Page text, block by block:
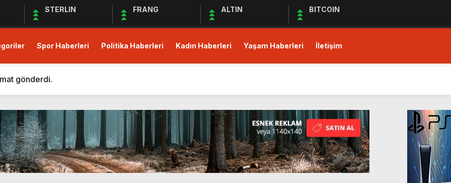
STERLIN FRANG ALTIN BITCOIN
Spor Haberleri Politika Haberleri Kadın Haberleri Yaşam Haberleri İletişim
Eden Bergüzar Korel, Dayanışmanın Önemine Vurgu Yaptı!
kısıtlı!
gönderdi.
Deprem Bölgesindeki Yardım Çalışmalarına Devam Ediyor
Devam Ediyor
Birliği Sağlanamadı, Piyasalar Tedirgin
Yağış, Trafiği Durma Noktasına Getirdi
Açık Mikrofon’a Konuk Olacak
Öncesi Erişimi Engelledi